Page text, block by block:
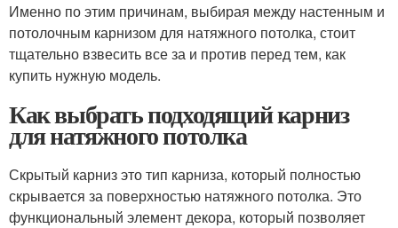
Именно по этим причинам, выбирая между настенным и
потолочным карнизом для натяжного потолка, стоит
тщательно взвесить все за и против перед тем, как
купить нужную модель.
Как выбрать подходящий карниз
для натяжного потолка
Скрытый карниз это тип карниза, который полностью
скрывается за поверхностью натяжного потолка. Это
функциональный элемент декора, который позволяет